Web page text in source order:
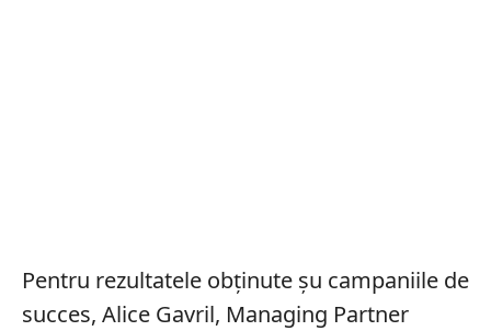
Pentru rezultatele obținute șu campaniile de
succes, Alice Gavril, Managing Partner